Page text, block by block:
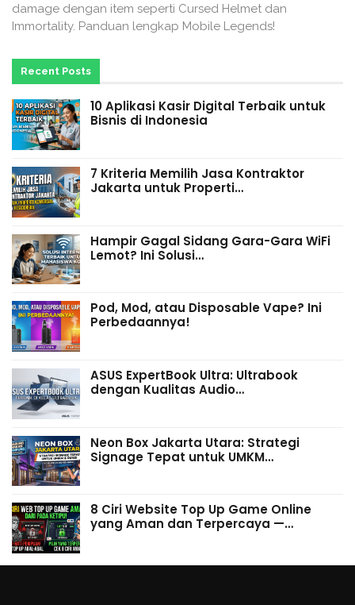
damage dengan item seperti Cursed Helmet dan
Immortality. Panduan lengkap Mobile Legends!
Recent Posts
10 Aplikasi Kasir Digital Terbaik untuk
Bisnis di Indonesia
7 Kriteria Memilih Jasa Kontraktor
Jakarta untuk Properti…
Hampir Gagal Sidang Gara-Gara WiFi
Lemot? Ini Solusi…
Pod, Mod, atau Disposable Vape? Ini
Perbedaannya!
ASUS ExpertBook Ultra: Ultrabook
dengan Kualitas Audio…
Neon Box Jakarta Utara: Strategi
Signage Tepat untuk UMKM…
8 Ciri Website Top Up Game Online
yang Aman dan Terpercaya —…